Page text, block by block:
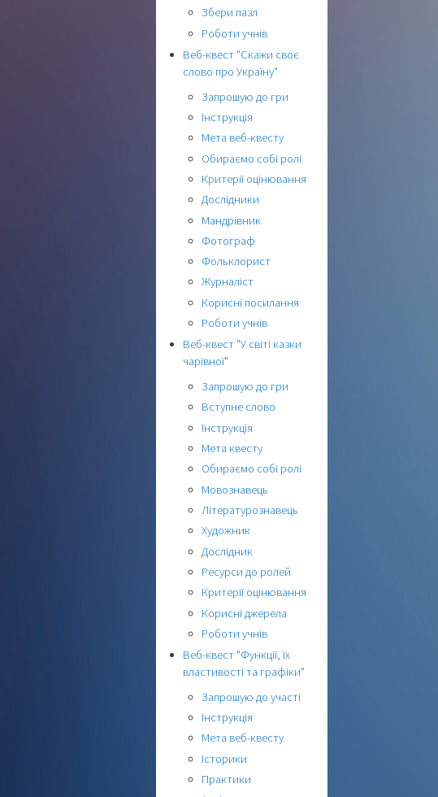
Збери пазл
Роботи учнів
Веб-квест "Скажи своє
слово про Україну"
Запрошую до гри
Інструкція
Мета веб-квесту
Обираємо собі ролі
Критерії оцінювання
Дослідники
Мандрівник
Фотограф
Фольклорист
Журналіст
Корисні посилання
Роботи учнів
Веб-квест "У світі казки
чарівної"
Запрошую до гри
Вступне слово
Інструкція
Мета квесту
Обираємо собі ролі
Мовознавець
Літературознавець
Художник
Дослідник
Ресурси до ролей
Критерії оцінювання
Корисні джерела
Роботи учнів
Веб-квест "Функції, їх
властивості та графіки"
Запрошую до участі
Інструкція
Мета веб-квесту
Історики
Практики